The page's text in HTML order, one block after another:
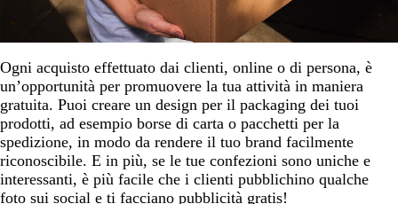
Ogni acquisto effettuato dai clienti, online o di persona, è
un’opportunità per promuovere la tua attività in maniera
gratuita. Puoi creare un design per il packaging dei tuoi
prodotti, ad esempio borse di carta o pacchetti per la
spedizione, in modo da rendere il tuo brand facilmente
riconoscibile. E in più, se le tue confezioni sono uniche e
interessanti, è più facile che i clienti pubblichino qualche
foto sui social e ti facciano pubblicità gratis!